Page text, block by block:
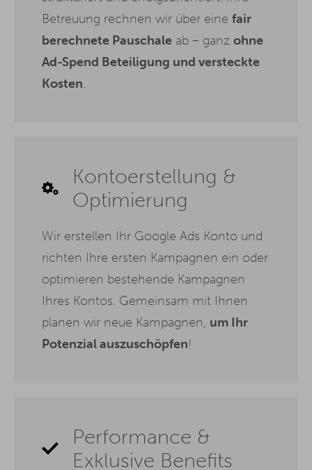
Betreuung rechnen wir über eine fair
berechnete Pauschale ab – ganz ohne
Ad-Spend Beteiligung und versteckte
Kosten.
Kontoerstellung &
Optimierung
Wir erstellen Ihr Google Ads Konto und
richten Ihre ersten Kampagnen ein oder
optimieren bestehende Kampagnen
Ihres Kontos. Gemeinsam mit Ihnen
planen wir neue Kampagnen, um Ihr
Potenzial auszuschöpfen!
Performance &
Exklusive Benefits